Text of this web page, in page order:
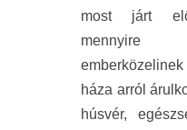
most járt
mennyire
háza arról
húsvér,